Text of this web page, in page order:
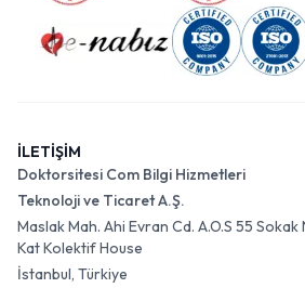
İLETİŞİM
Doktorsitesi Com Bilgi Hizmetleri
Teknoloji ve Ticaret A.Ş.
Maslak Mah. Ahi Evran Cd. A.O.S 55
Kat Kolektif House
İstanbul, Türkiye